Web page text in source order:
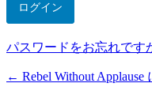
パスワードをお忘れです
← Rebel Without Applause